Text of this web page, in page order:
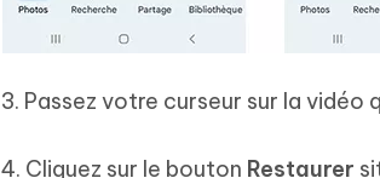
3. Passez votre curseur sur la vidéo
4. Cliquez sur le bouton Restaurer